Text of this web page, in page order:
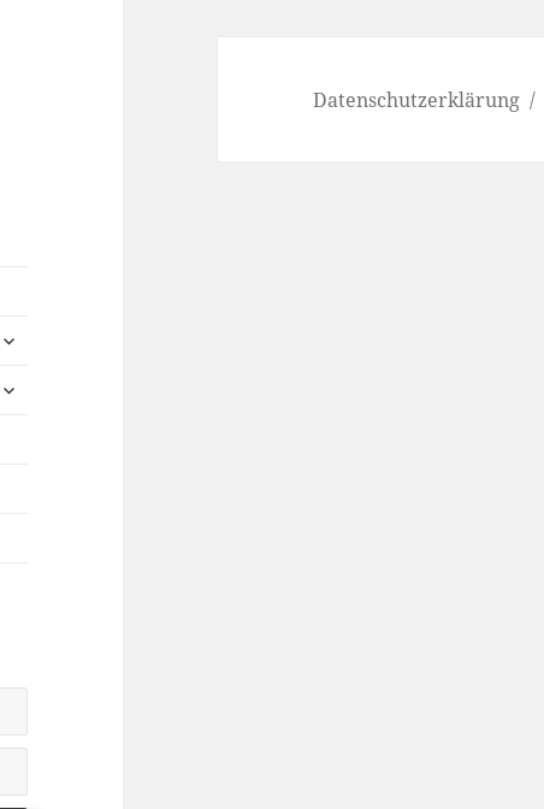
expand
menu
expand
Datenschutzerklärung